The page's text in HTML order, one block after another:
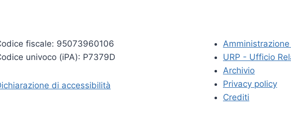
fiscale: 95073960106
univoco (iPA): P7379D
di accessibilità
URP - Ufficio
Archivio
Privacy policy
Crediti